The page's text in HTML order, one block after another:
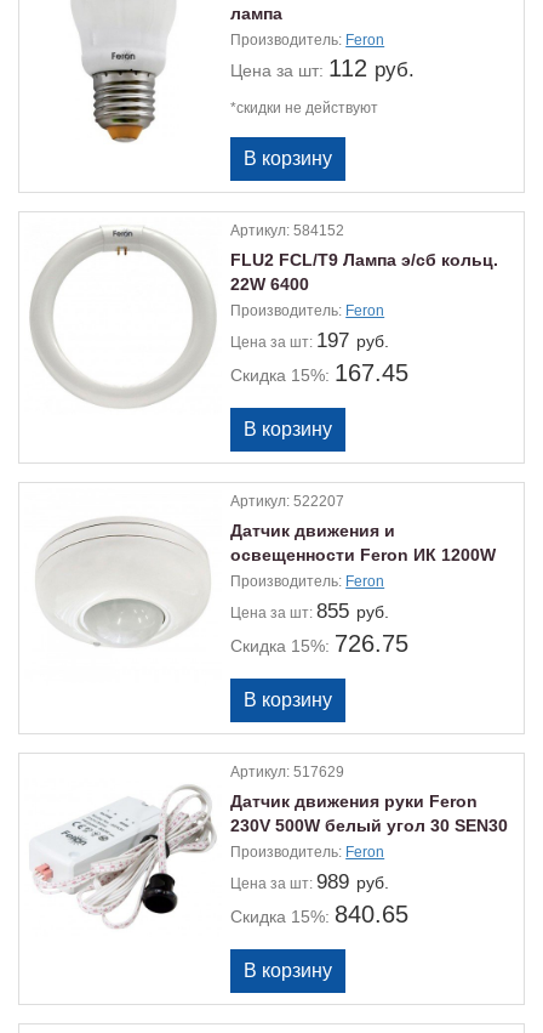
лампа
Производитель: Feron
Цена за шт: 112 руб.
*скидки не действуют
Артикул:584152
FLU2 FCL/T9 Лампа э/сб кольц.
22W 6400
Производитель: Feron
Цена за шт: 197 руб.
Скидка 15%: 167.45
Артикул:522207
Датчик движения и
освещенности Feron ИК 1200W
6м
Производитель: Feron
Цена за шт:855 руб.
Скидка 15%: 726.75
Артикул:517629
Датчик движения руки Feron
230V 500W белый угол 30 SEN30
22068
Производитель: Feron
Цена за шт:989 руб.
Скидка 15%: 840.65